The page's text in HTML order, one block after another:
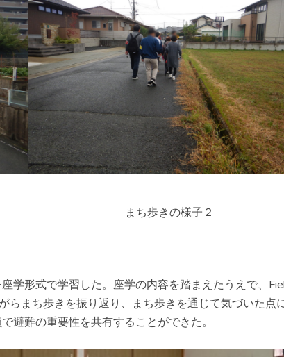
まち歩きの様子２
学形式で学習した。座学の内容を踏まえたうえで、
らまち歩きを振り返り、まち歩きを通じて気づいた点
避難の重要性を共有することができた。